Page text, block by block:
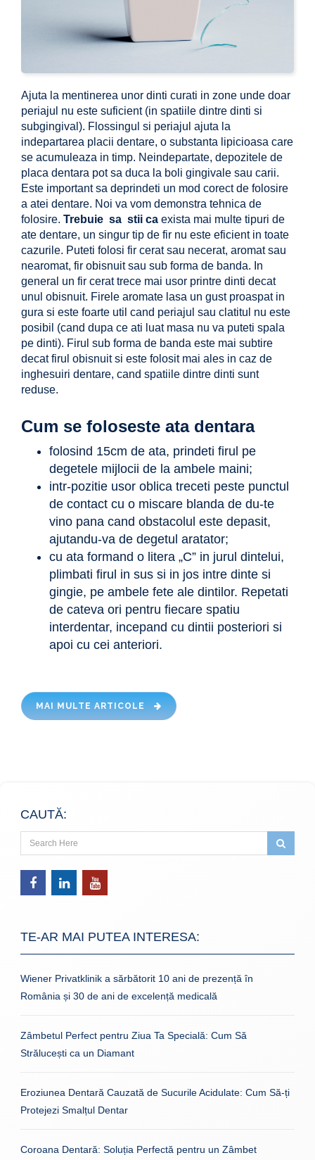
Ajuta la mentinerea unor dinti curati in zone unde doar
periajul nu este suficient (in spatiile dintre dinti si
subgingival). Flossingul si periajul ajuta la
indepartarea placii dentare, o substanta lipicioasa care
se acumuleaza in timp. Neindepartate, depozitele de
placa dentara pot sa duca la boli gingivale sau carii.
Este important sa deprindeti un mod corect de folosire
a atei dentare. Noi va vom demonstra tehnica de
folosire. Trebuie sa stii ca exista mai multe tipuri de
ate dentare, un singur tip de fir nu este eficient in toate
cazurile. Puteti folosi fir cerat sau necerat, aromat sau
nearomat, fir obisnuit sau sub forma de banda. In
general un fir cerat trece mai usor printre dinti decat
unul obisnuit. Firele aromate lasa un gust proaspat in
gura si este foarte util cand periajul sau clatitul nu este
posibil (cand dupa ce ati luat masa nu va puteti spala
pe dinti). Firul sub forma de banda este mai subtire
decat firul obisnuit si este folosit mai ales in caz de
inghesuiri dentare, cand spatiile dintre dinti sunt
reduse.
Cum se foloseste ata dentara
folosind 15cm de ata, prindeti firul pe
degetele mijlocii de la ambele maini;
intr-pozitie usor oblica treceti peste punctul
de contact cu o miscare blanda de du-te
vino pana cand obstacolul este depasit,
ajutandu-va de degetul aratator;
cu ata formand o litera „C” in jurul dintelui,
plimbati firul in sus si in jos intre dinte si
gingie, pe ambele fete ale dintilor. Repetati
de cateva ori pentru fiecare spatiu
interdentar, incepand cu dintii posteriori si
apoi cu cei anteriori.
MAI MULTE ARTICOLE
CAUTĂ:
TE-AR MAI PUTEA INTERESA:
Wiener Privatklinik a sărbătorit 10 ani de prezență în
România și 30 de ani de excelență medicală
Zâmbetul Perfect pentru Ziua Ta Specială: Cum Să
Strălucești ca un Diamant
Eroziunea Dentară Cauzată de Sucurile Acidulate: Cum Să-ți
Protejezi Smalțul Dentar
Coroana Dentară: Soluția Perfectă pentru un Zâmbet